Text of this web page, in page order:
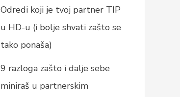
Odredi koji je tvoj partner TIP
u HD-u (i bolje shvati zašto se
tako ponaša)
9 razloga zašto i dalje sebe
miniraš u partnerskim